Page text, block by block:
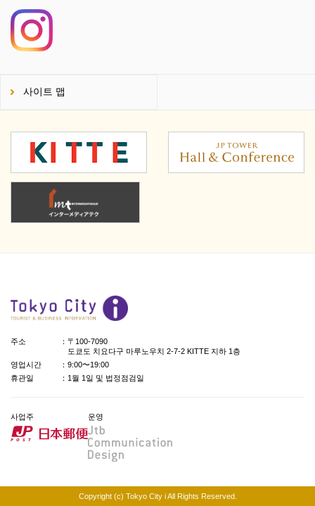
사이트 맵
주소
：〒100-7090
도쿄도 치요다구 마루노우치 2-7-2 KITTE 지하 1층
영업시간
：9:00〜19:00
휴관일
：1월 1일 및 법정점검일
사업주 운영
Copyright (c) Tokyo City i All Rights Reserved.